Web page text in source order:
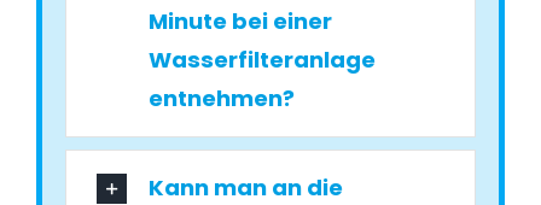
Minute bei einer
Wasserfilteranlage
entnehmen?
Kann man an die